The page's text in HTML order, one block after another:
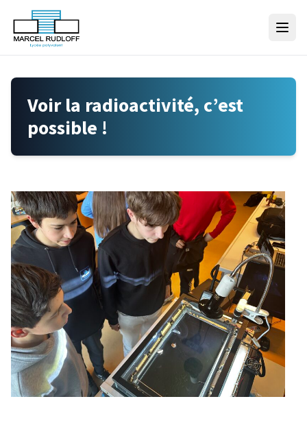
Skip to content
Voir la radioactivité, c’est
possible !